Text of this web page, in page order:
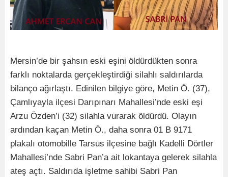
Mersin’de bir şahsın eski eşini öldürdükten sonra
farklı noktalarda gerçekleştirdiği silahlı saldırılarda
bilanço ağırlaştı. Edinilen bilgiye göre, Metin Ö. (37),
Çamlıyayla ilçesi Darıpınarı Mahallesi’nde eski eşi
Arzu Özden’i (32) silahla vurarak öldürdü. Olayın
ardından kaçan Metin Ö., daha sonra 01 B 9171
plakalı otomobille Tarsus ilçesine bağlı Kadelli Dörtler
Mahallesi’nde Sabri Pan’a ait lokantaya gelerek silahla
ateş açtı. Saldırıda işletme sahibi Sabri Pan